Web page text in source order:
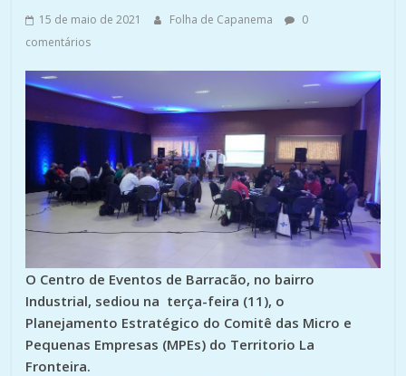
15 de maio de 2021 Folha de Capanema
0
comentários
O Centro de Eventos de Barracão, no bairro
Industrial, sediou na terça-feira (11), o
Planejamento Estratégico do Comitê das Micro e
Pequenas Empresas (MPEs) do Territorio La
Fronteira.